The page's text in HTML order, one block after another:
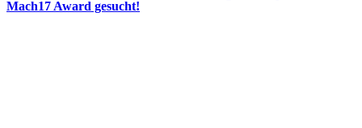
Mach17 Award gesucht!